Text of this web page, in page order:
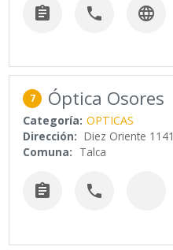
  
7 Óptica Osores
Categoría: OPTICAS
Dirección: Diez Oriente 1141
Comuna: Talca
 